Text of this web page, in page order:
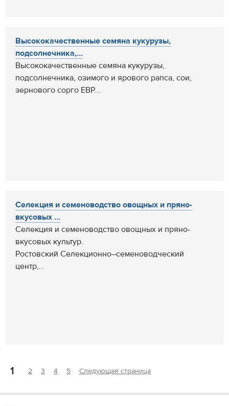
Высококачественные семяна кукурузы,
подсолнечника,...
Высококачественные семяна кукурузы,
подсолнечника, озимого и ярового рапса, сои,
зернового сорго ЕВР...
Селекция и семеноводство овощных и пряно-
вкусовых ...
Селекция и семеноводство овощных и пряно-
вкусовых культур.
Ростовский Селекционно–семеноводческий
центр,...
1 2 3 4 5 Следующая страница